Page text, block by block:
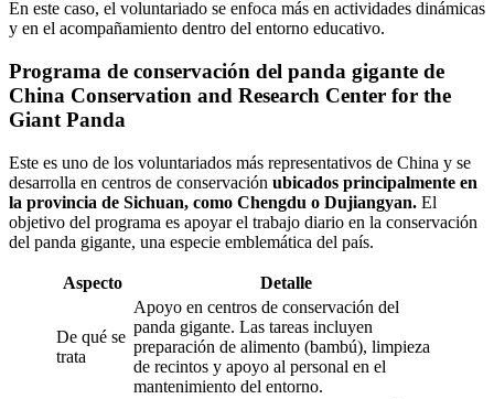
En este caso, el voluntariado se enfoca más en actividades dinámicas
y en el acompañamiento dentro del entorno educativo.
Programa de conservación del panda gigante de
China Conservation and Research Center for the
Giant Panda
Este es uno de los voluntariados más representativos de China y se
desarrolla en centros de conservación ubicados principalmente en
la provincia de Sichuan, como Chengdu o Dujiangyan. El
objetivo del programa es apoyar el trabajo diario en la conservación
del panda gigante, una especie emblemática del país.
Aspecto Detalle
De qué se
trata
Apoyo en centros de conservación del
panda gigante. Las tareas incluyen
preparación de alimento (bambú), limpieza
de recintos y apoyo al personal en el
mantenimiento del entorno.